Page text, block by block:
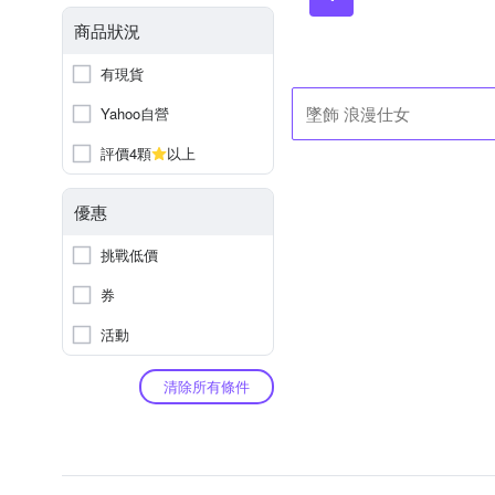
商品狀況
有現貨
Yahoo自營
評價4顆
以上
優惠
挑戰低價
券
活動
清除所有條件